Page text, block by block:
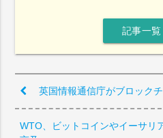
記事一覧
英国情報通信庁がブロック
WTO、ビットコインやイーサリ